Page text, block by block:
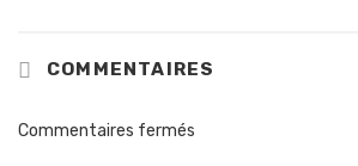
COMMENTAIRES
Commentaires fermés